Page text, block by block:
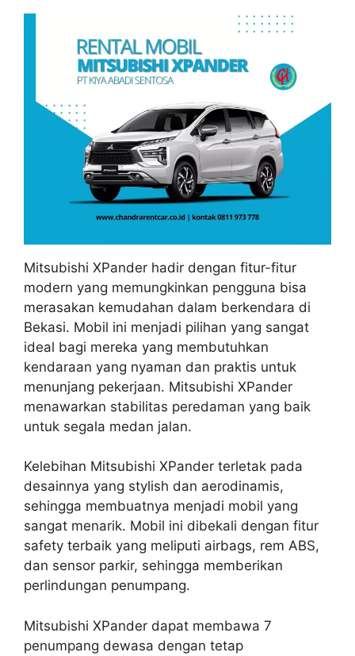
Mitsubishi XPander hadir dengan fitur-fitur
modern yang memungkinkan pengguna bisa
merasakan kemudahan dalam berkendara di
Bekasi. Mobil ini menjadi pilihan yang sangat
ideal bagi mereka yang membutuhkan
kendaraan yang nyaman dan praktis untuk
menunjang pekerjaan. Mitsubishi XPander
menawarkan stabilitas peredaman yang baik
untuk segala medan jalan.
Kelebihan Mitsubishi XPander terletak pada
desainnya yang stylish dan aerodinamis,
sehingga membuatnya menjadi mobil yang
sangat menarik. Mobil ini dibekali dengan fitur
safety terbaik yang meliputi airbags, rem ABS,
dan sensor parkir, sehingga memberikan
perlindungan penumpang.
Mitsubishi XPander dapat membawa 7
penumpang dewasa dengan tetap